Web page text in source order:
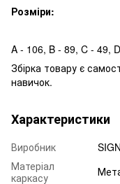
Розміри:
A - 106, B - 89, C - 49,
Збірка товару є
навичок.
Характеристики
Виробник
Матеріал
каркасу